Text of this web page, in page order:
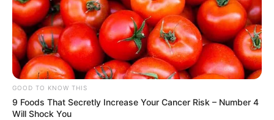
GOOD TO KNOW THIS
9 Foods That Secretly Increase Your Cancer Risk – Number 4
Will Shock You